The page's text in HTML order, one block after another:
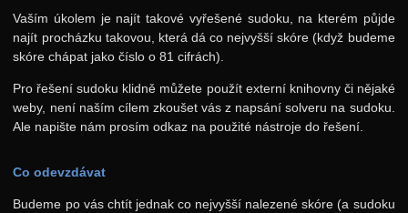
Vaším úkolem je najít takové vyřešené sudoku, na kterém půjde
najít procházku takovou, která dá co nejvyšší skóre (když budeme
skóre chápat jako číslo o 81 cifrách).
Pro řešení sudoku klidně můžete použít externí knihovny či nějaké
weby, není naším cílem zkoušet vás z napsání solveru na sudoku.
Ale napište nám prosím odkaz na použité nástroje do řešení.
Co odevzdávat
Budeme po vás chtít jednak co nejvyšší nalezené skóre (a sudoku